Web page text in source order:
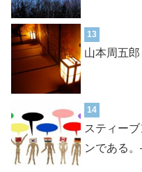
13
山本周五郎
14
スティー
ンである